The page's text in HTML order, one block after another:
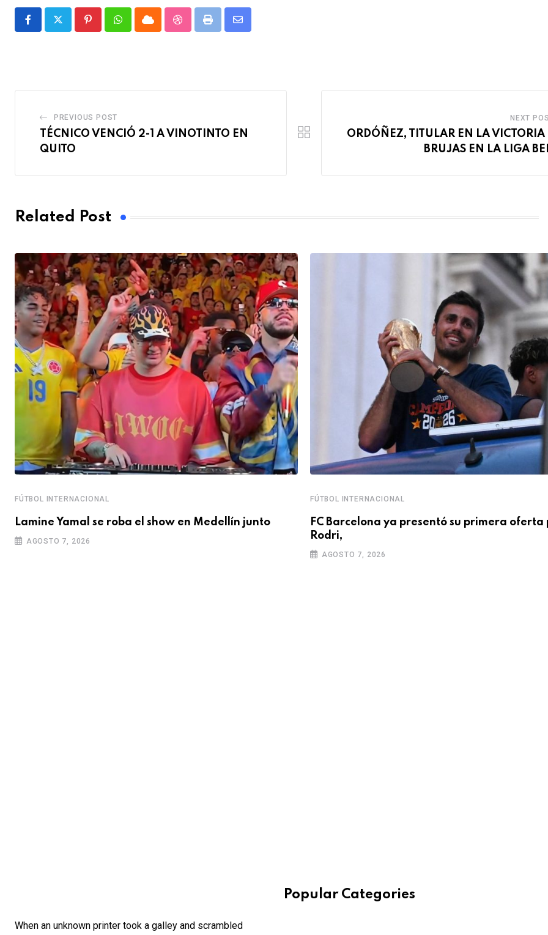
PinterestWhatsappCloud StumbleUpon
Print
Share
PREVIOUS POST
TÉCNICO VENCIÓ 2-1 A VINOTINTO EN
QUITO
NEXT
ORDÓÑEZ, TITULAR EN LA VICTORIA
BRUJAS EN LA LIGA
Related Post
FÚTBOL INTERNACIONAL
Lamine Yamal se roba el show en Medellín junto
AGOSTO 7, 2026
FÚTBOL INTERNACIONAL
FC Barcelona ya presentó su primera oferta
Rodri,
AGOSTO 7, 2026
When an unknown printer took a galley and scrambled
Popular Categories